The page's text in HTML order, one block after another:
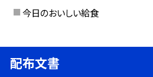
今日のおいしい給食
配布文書